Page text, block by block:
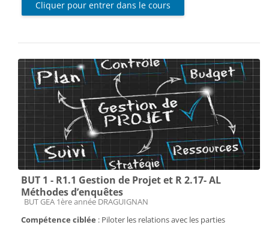
Cliquer pour entrer dans le cours
BUT 1 - R1.1 Gestion de Projet et R 2.17- AL
Méthodes d’enquêtes
Catégorie de cours
BUT GEA 1ère année DRAGUIGNAN
Compétence ciblée : Piloter les relations avec les parties